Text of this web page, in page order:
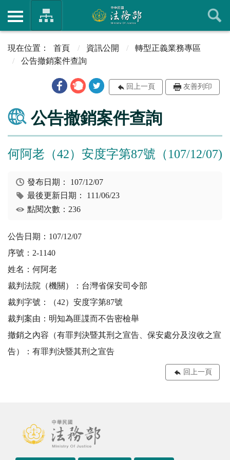
首頁 資訊公開
轉型正義業務專區
公告撤銷案件查詢
回上一頁 友善列印
公告撤銷案件查詢
何阿老（42）安度字第87號（107/12/07)
發布日期： 107/12/07
最後更新日期： 111/06/23
點閱次數：236
公告日期：107/12/07
序號：2-1140
姓名：何阿老
裁判法院（機關）：台灣省保安司令部
裁判字號：（42）安度字第87號
裁判案由：明知為匪諜而不告密檢舉
撤銷之內容（有罪判決暨其刑之宣告、保安處分及沒收之宣
告）：有罪判決暨其刑之宣告
回上一頁